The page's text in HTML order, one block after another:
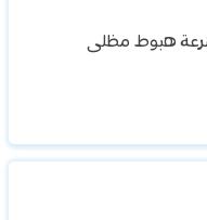
هبوط مظلى